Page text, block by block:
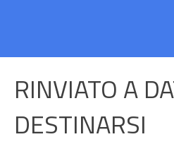
RINVIATO A
DESTINARSI